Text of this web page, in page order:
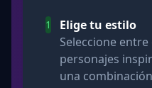
1
Elige tu estilo
Seleccione
personajes
una